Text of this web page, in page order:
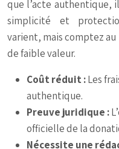
que l’acte authentique,
simplicité et
varient, mais comptez
de faible valeur.
Coût réduit :Les
authentique.
Preuve juridique :
officielle de la
Nécessite une